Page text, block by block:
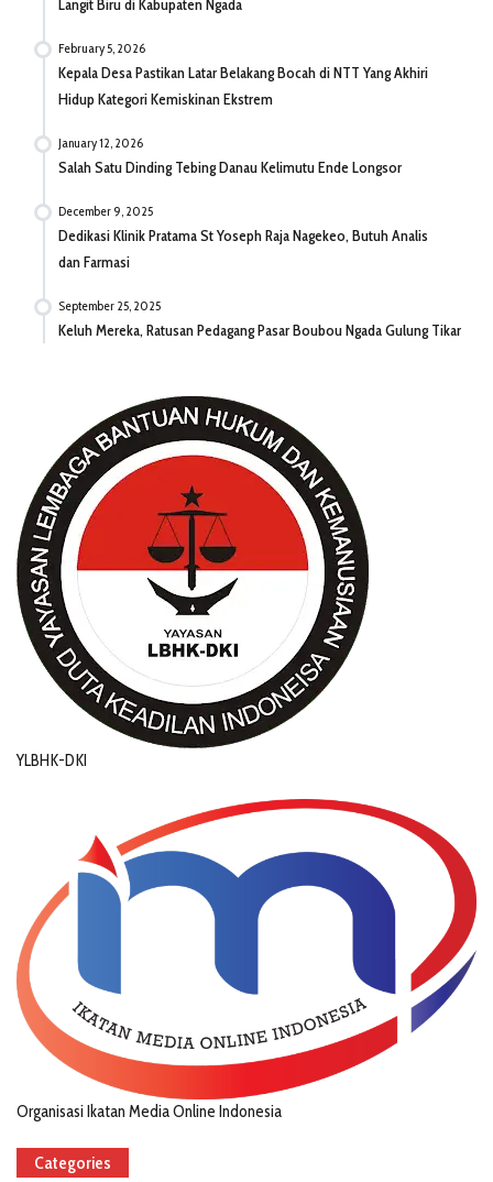
Langit Biru di Kabupaten Ngada
February 5, 2026
Kepala Desa Pastikan Latar Belakang Bocah di NTT Yang Akhiri
Hidup Kategori Kemiskinan Ekstrem
January 12, 2026
Salah Satu Dinding Tebing Danau Kelimutu Ende Longsor
December 9, 2025
Dedikasi Klinik Pratama St Yoseph Raja Nagekeo, Butuh Analis
dan Farmasi
September 25, 2025
Keluh Mereka, Ratusan Pedagang Pasar Boubou Ngada Gulung Tikar
YLBHK-DKI
Organisasi Ikatan Media Online Indonesia
Categories